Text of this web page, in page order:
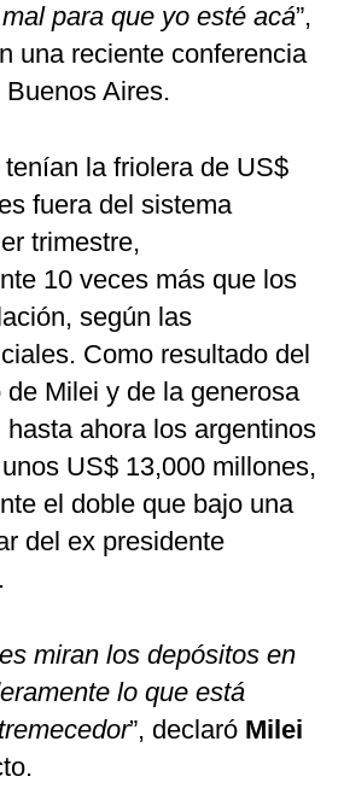
para que yo esté acá”,
una reciente conferencia
Aires.
la friolera de US$
fuera del sistema
trimestre,
10 veces más que los
según las
Como resultado del
Milei y de la generosa
ahora los argentinos
US$ 13,000 millones,
el doble que bajo una
del ex presidente
miran los depósitos en
lo que está
”, declaró Milei